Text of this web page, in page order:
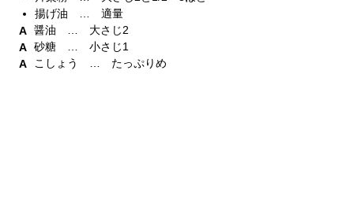
揚げ油 … 適量
醤油 … 大さじ2
砂糖 … 小さじ1
こしょう … たっぷりめ